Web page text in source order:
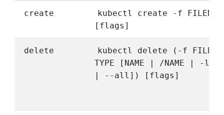
create
kubectl create -f
[flags]
delete
kubectl delete (-f
TYPE [NAME | /NAME | -l
| --all]) [flags]